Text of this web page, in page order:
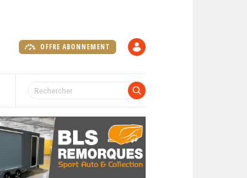
OFFRE ABONNEMENT